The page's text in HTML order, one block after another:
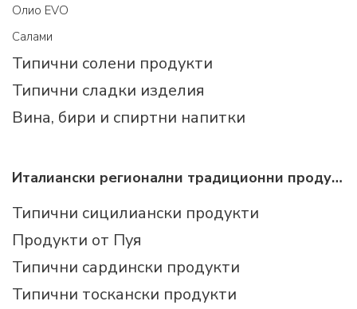
Олио EVO
Салами
Типични солени продукти
Типични сладки изделия
Вина, бири и спиртни напитки
Италиански регионални традиционни продукти
Типични сицилиански продукти
Продукти от Пуя
Типични сардински продукти
Типични тоскански продукти